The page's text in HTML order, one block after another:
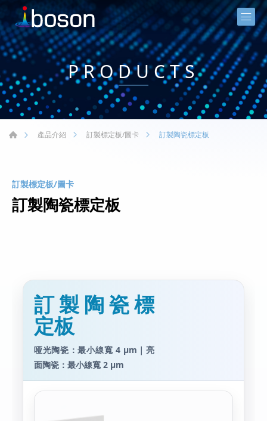
PRODUCTS
產品介紹 訂製標定板/圖卡 訂製陶瓷標定板
訂製標定板/圖卡
訂製陶瓷標定板
訂製陶瓷標
定板
哑光陶瓷：最小線寬 4 μm｜亮
面陶瓷：最小線寬 2 μm